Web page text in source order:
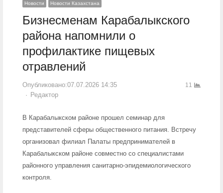
Новости Новости Казахстана
Бизнесменам Карабалыкского
района напомнили о
профилактике пищевых
отравлений
Опубликовано:07.07.2026 14:35
Author
Редактор
11
В Карабалыкском районе прошел семинар для
представителей сферы общественного питания. Встречу
организовал филиал Палаты предпринимателей в
Карабалыкском районе совместно со специалистами
районного управления санитарно-эпидемиологического
контроля.